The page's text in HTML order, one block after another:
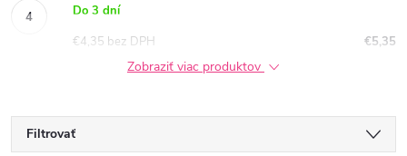
Do 3 dní
€5,35
€4,35 bez DPH
Zobraziť viac produktov
Filtrovať